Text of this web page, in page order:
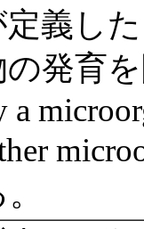
義し
発育を
a